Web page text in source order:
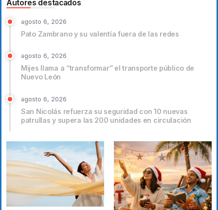
Autores destacados
agosto 6, 2026
Pato Zambrano y su valentía fuera de las redes
agosto 6, 2026
Mijes llama a “transformar” el transporte público de
Nuevo León
agosto 6, 2026
San Nicolás refuerza su seguridad con 10 nuevas
patrullas y supera las 200 unidades en circulación